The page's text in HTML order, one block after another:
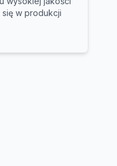
w produkcji